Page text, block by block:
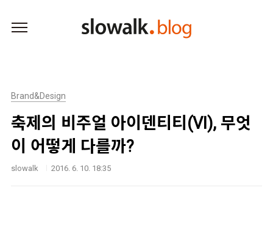
Brand&Design
축제의 비주얼 아이덴티티(VI), 무엇
이 어떻게 다를까?
slowalk 2016. 6. 10. 18:35